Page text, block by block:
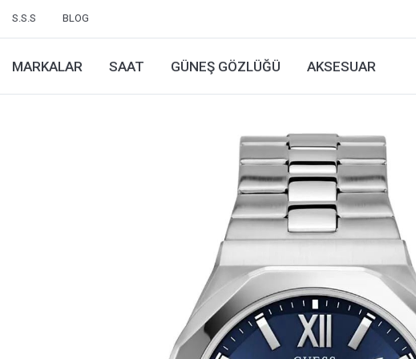
S.S.S BLOG
MARKALAR SAAT GÜNEŞ GÖZLÜĞÜ AKSESUAR